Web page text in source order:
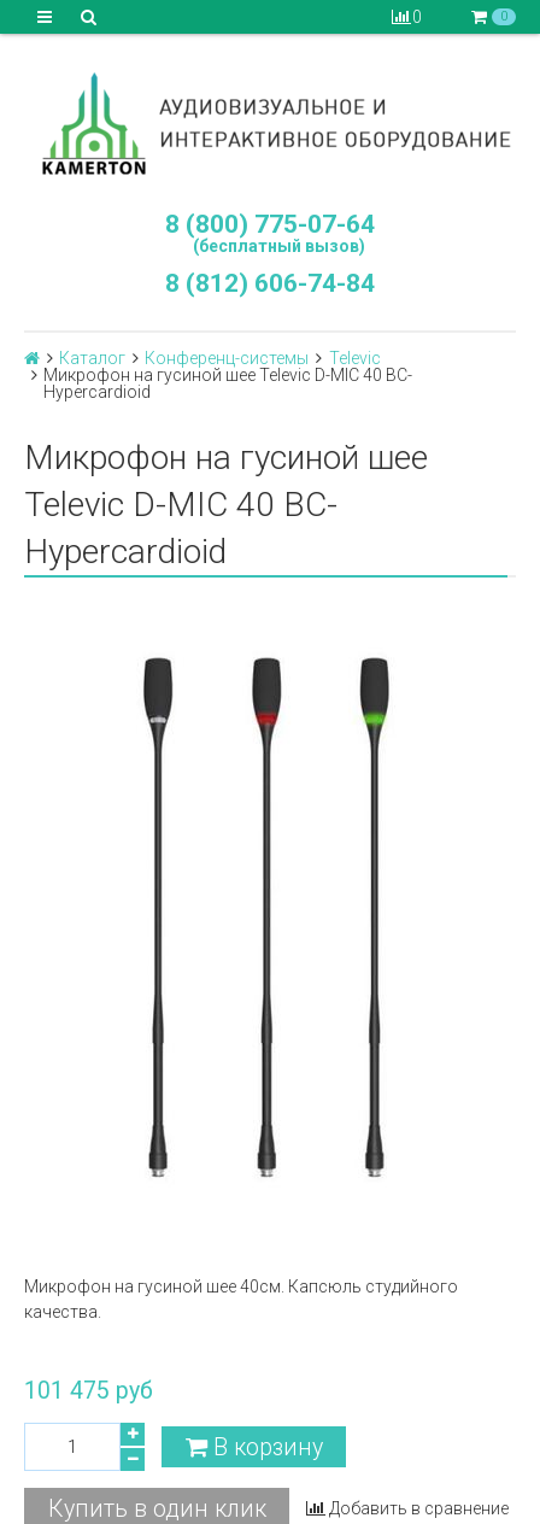
0 0
8 (800) 775-07-64
(бесплатный вызов)
8 (812) 606-74-84
Каталог Конференц-системы
Televic
Микрофон на гусиной шее Televic D-MIC 40 BC-
Hypercardioid
Микрофон на гусиной шее
Televic D-MIC 40 BC-
Hypercardioid
Микрофон на гусиной шее 40см. Капсюль студийного
качества.
101 475 руб
В корзину
Купить в один клик Добавить в сравнение